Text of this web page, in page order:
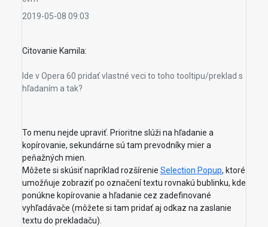
2019-05-08 09:03
Citovanie Kamila:
Ide v Opera 60 pridať vlastné veci to toho tooltipu/preklad s
hľadaním a tak?
To menu nejde upraviť. Prioritne slúži na hľadanie a
kopírovanie, sekundárne sú tam prevodníky mier a
peňažných mien.
Môžete si skúsiť napríklad rozšírenie Selection Popup, ktoré
umožňuje zobraziť po označení textu rovnakú bublinku, kde
ponúkne kopírovanie a hľadanie cez zadefinované
vyhľadávače (môžete si tam pridať aj odkaz na zaslanie
textu do prekladaču).